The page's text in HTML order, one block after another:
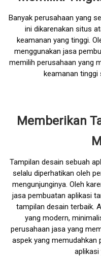
Banyak perusahaan yang
ini dikarenakan situs
keamanan yang tinggi.
menggunakan jasa
memilih perusahaan yang
keamanan tinggi
Memberikan
Tampilan desain sebuah
selalu diperhatikan oleh
mengunjunginya. Oleh
jasa pembuatan aplikasi
tampilan desain terbaik.
yang modern,
perusahaan jasa yang
aspek yang memudahkan
aplikasi